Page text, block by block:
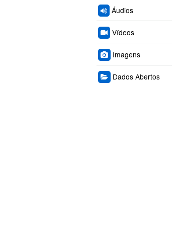
Áudios
Vídeos
Imagens
Dados Abertos